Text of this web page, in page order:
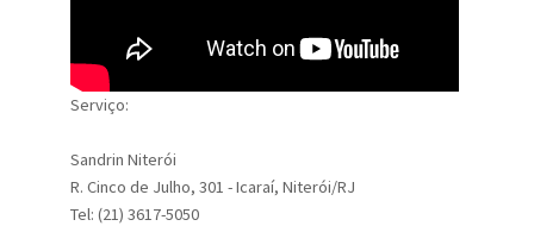
Serviço:
Sandrin Niterói
R. Cinco de Julho, 301 - Icaraí, Niterói/RJ
Tel: (21) 3617-5050